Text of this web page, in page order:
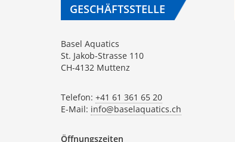
GESCHÄFTSSTELLE
Basel Aquatics
St. Jakob-Strasse 110
CH-4132 Muttenz
Telefon: +41 61 361 65 20
E-Mail: info@baselaquatics.ch
Öffnungszeiten